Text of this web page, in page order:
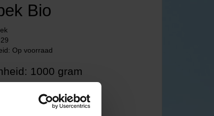
Bio
Op voorraad
1000 gram